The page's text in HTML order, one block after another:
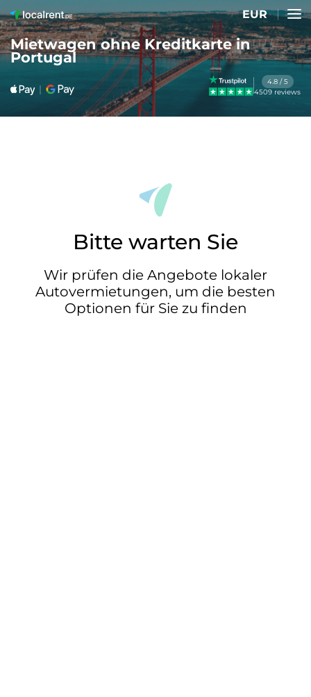
EUR
Mietwagen ohne Kreditkarte in
Portugal
4.8 / 5
4509 reviews
Bitte warten Sie
Wir prüfen die Angebote lokaler
Autovermietungen, um die besten
Optionen für Sie zu finden